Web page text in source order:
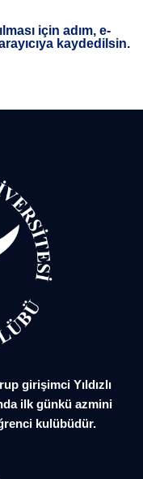
için adım, e-
kaydedilsin.
girişimci Yıldızlı
ilk günkü azmini
kulübüdür.